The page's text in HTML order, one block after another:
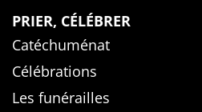
PRIER, CÉLÉBRER
Catéchuménat
Célébrations
Les funérailles